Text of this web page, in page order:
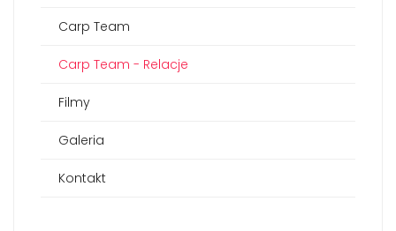
Carp Team
Carp Team - Relacje
Filmy
Galeria
Kontakt